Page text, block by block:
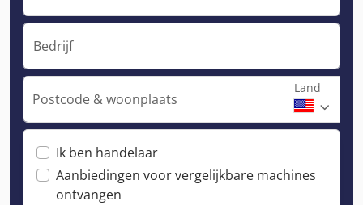
Bedrijf
Postcode & woonplaats
Land
Ik ben handelaar
Aanbiedingen voor vergelijkbare machines
ontvangen